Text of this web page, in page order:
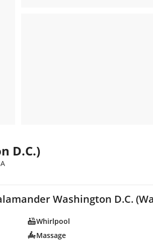
D.C.)
Washington D.C.
Whirlpool
Massage